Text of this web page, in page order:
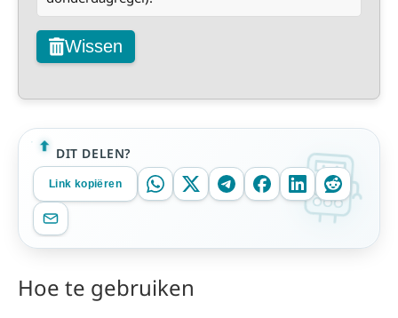
Wissen
DIT DELEN?
Link kopiëren
Hoe te gebruiken